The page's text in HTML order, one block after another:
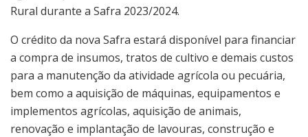
Rural durante a Safra 2023/2024.
O crédito da nova Safra estará disponível para financiar
a compra de insumos, tratos de cultivo e demais custos
para a manutenção da atividade agrícola ou pecuária,
bem como a aquisição de máquinas, equipamentos e
implementos agrícolas, aquisição de animais,
renovação e implantação de lavouras, construção e